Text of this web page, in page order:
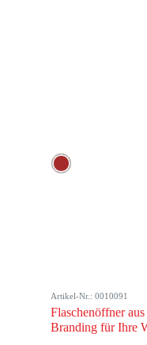
Artikel-Nr.: 0010091
Flaschenöffner
Branding für Ihre